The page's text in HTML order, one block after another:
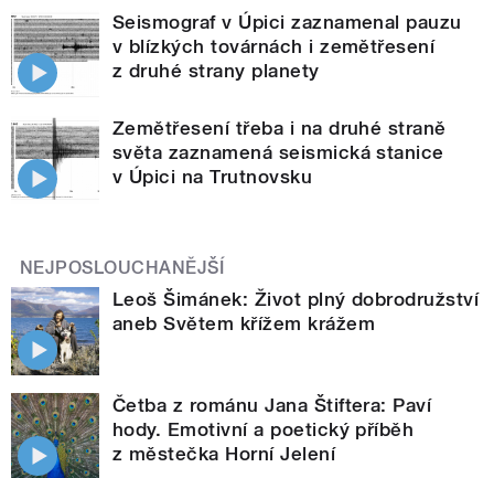
Seismograf v Úpici zaznamenal pauzu
v blízkých továrnách i zemětřesení
z druhé strany planety
Zemětřesení třeba i na druhé straně
světa zaznamená seismická stanice
v Úpici na Trutnovsku
NEJPOSLOUCHANĚJŠÍ
Leoš Šimánek: Život plný dobrodružství
aneb Světem křížem krážem
Četba z románu Jana Štiftera: Paví
hody. Emotivní a poetický příběh
z městečka Horní Jelení